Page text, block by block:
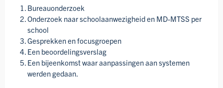
Bureauonderzoek
Onderzoek naar school­aanwezig­heid en MD-MTSS per
school
Gesprekken en focusgroepen
Een beoordelings­verslag
Een bijeenkomst waar aanpassingen aan systemen
werden gedaan.